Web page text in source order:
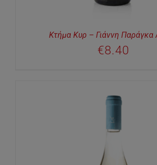
Κτήμα Κυρ – Γιάννη Παράγκα
€8.40